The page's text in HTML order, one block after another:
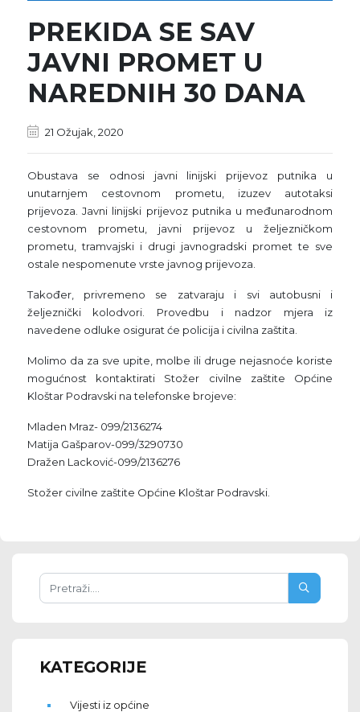
PREKIDA SE SAV
JAVNI PROMET U
NAREDNIH 30 DANA
21 Ožujak, 2020
Obustava se odnosi javni linijski prijevoz putnika u
unutarnjem cestovnom prometu, izuzev autotaksi
prijevoza. Javni linijski prijevoz putnika u međunarodnom
cestovnom prometu, javni prijevoz u željezničkom
prometu, tramvajski i drugi javnogradski promet te sve
ostale nespomenute vrste javnog prijevoza.
Također, privremeno se zatvaraju i svi autobusni i
željeznički kolodvori. Provedbu i nadzor mjera iz
navedene odluke osigurat će policija i civilna zaštita.
Molimo da za sve upite, molbe ili druge nejasnoće koriste
mogućnost kontaktirati Stožer civilne zaštite Općine
Kloštar Podravski na telefonske brojeve:
Mladen Mraz- 099/2136274
Matija Gašparov-099/3290730
Dražen Lacković-099/2136276
Stožer civilne zaštite Općine Kloštar Podravski.
KATEGORIJE
Vijesti iz općine